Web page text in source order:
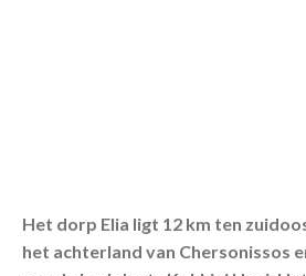
Het dorp Elia ligt 12 km ten
het achterland van Chersonissos